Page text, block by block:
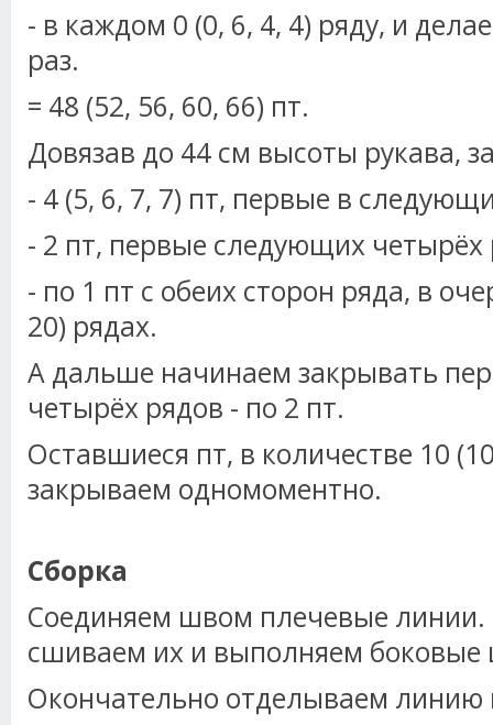
- в каждом 0 (0, 6, 4, 4) ряду, и
раз.
= 48 (52, 56, 60, 66) пт.
Довязав до 44 см высоты рукава,
- 4 (5, 6, 7, 7) пт, первые в
- 2 пт, первые следующих четырёх
- по 1 пт с обеих сторон ряда, в
20) рядах.
А дальше начинаем закрывать
четырёх рядов - по 2 пт.
Оставшиеся пт, в количестве 10
закрываем одномоментно.
Сборка
Соединяем швом плечевые линии.
сшиваем их и выполняем
Окончательно отделываем линию